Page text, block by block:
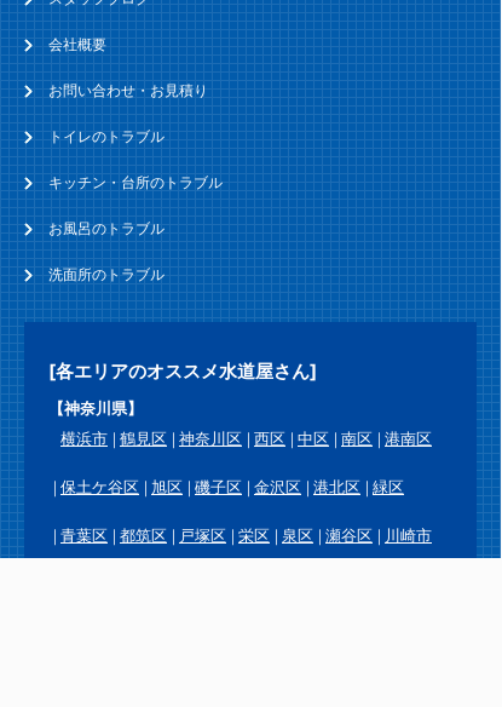
会社概要
お問い合わせ・お見積り
トイレのトラブル
キッチン・台所のトラブル
お風呂のトラブル
洗面所のトラブル
[各エリアのオススメ水道屋さん]
【神奈川県】
横浜市
鶴見区 神奈川区 西区 中区 南区 港南区
保土ケ谷区 旭区 磯子区 金沢区 港北区 緑区
青葉区 都筑区 戸塚区 栄区 泉区 瀬谷区 川崎市